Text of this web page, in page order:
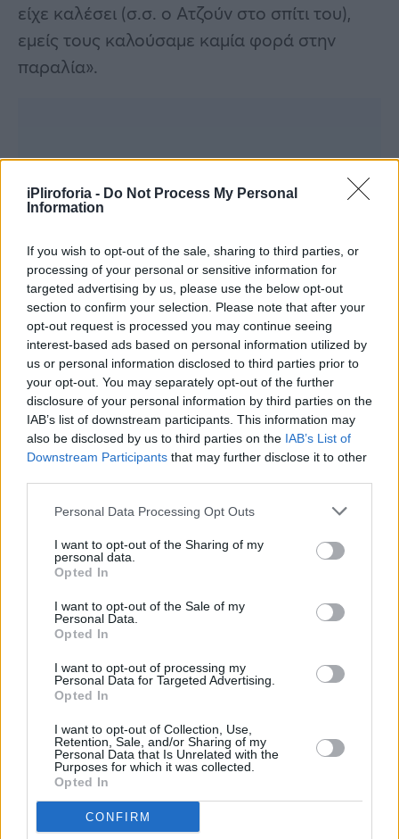
iPliroforia - Do Not Process My Personal
Information
If you wish to opt-out of the sale, sharing to third parties, or
processing of your personal or sensitive information for
targeted advertising by us, please use the below opt-out
section to confirm your selection. Please note that after your
opt-out request is processed you may continue seeing
interest-based ads based on personal information utilized by
us or personal information disclosed to third parties prior to
your opt-out. You may separately opt-out of the further
disclosure of your personal information by third parties on the
IAB’s list of downstream participants. This information may
also be disclosed by us to third parties on the IAB’s List of
Downstream Participants that may further disclose it to other
Personal Data Processing Opt Outs
I want to opt-out of the Sharing of my
personal data.
Opted In
I want to opt-out of the Sale of my
Personal Data.
Opted In
I want to opt-out of processing my
Personal Data for Targeted Advertising.
Opted In
I want to opt-out of Collection, Use,
Retention, Sale, and/or Sharing of my
Personal Data that Is Unrelated with the
Purposes for which it was collected.
Opted In
CONFIRM
είχε καλέσει (σ.σ. ο Ατζούν στο σπίτι του),
εμείς τους καλούσαμε καμία φορά στην
παραλία».